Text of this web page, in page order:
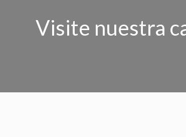
Visite nuestra